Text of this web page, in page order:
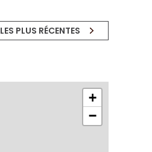
LES PLUS RÉCENTES
+
−